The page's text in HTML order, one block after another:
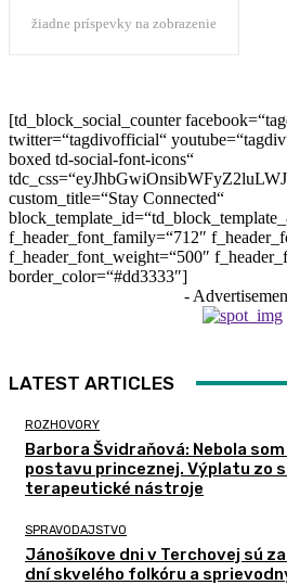
žiadne príspevky na zobrazenie
[td_block_social_counter
twitter=“tagdivofficial“
boxed td-social-font-icons“
custom_title=“Stay Connected“
f_header_font_family=“712″
f_header_font_weight=“500″
border_color=“#dd3333″]
-
LATEST ARTICLES
ROZHOVORY
Barbora Švidraňová: Nebola
postavu princeznej. Výplatu zo
terapeutické nástroje
SPRAVODAJSTVO
Jánošíkove dni v Terchovej sú
dní skvelého folkóru a